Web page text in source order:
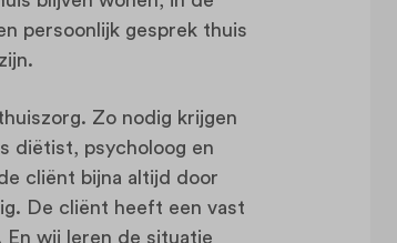
persoonlijk gesprek thuis
Zo nodig krijgen
diëtist, psycholoog en
cliënt bijna altijd door
De cliënt heeft een vast
wij leren de situatie